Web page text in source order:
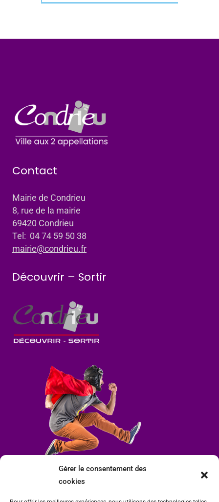
Gérer le consentement des
cookies
Contact
Mairie de Condrieu
8, rue de la mairie
69420 Condrieu
Tel: 04 74 59 50 38
mairie@condrieu.fr
Découvrir – Sortir